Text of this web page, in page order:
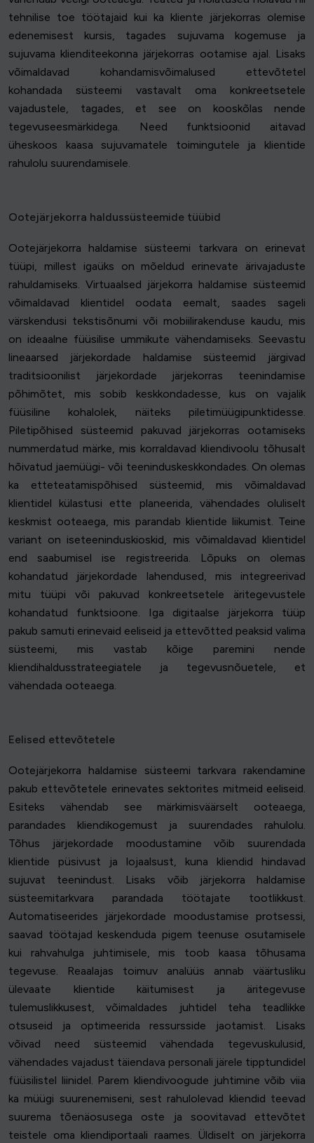
tehnilise toe töötajaid kui ka kliente järjekorras olemise
edenemisest kursis, tagades sujuvama kogemuse ja
sujuvama klienditeekonna järjekorras ootamise ajal. Lisaks
võimaldavad kohandamisvõimalused ettevõtetel
kohandada süsteemi vastavalt oma konkreetsetele
vajadustele, tagades, et see on kooskõlas nende
tegevuseesmärkidega. Need funktsioonid aitavad
üheskoos kaasa sujuvamatele toimingutele ja klientide
rahulolu suurendamisele.
Ootejärjekorra haldussüsteemide tüübid
Ootejärjekorra haldamise süsteemi tarkvara on erinevat
tüüpi, millest igaüks on mõeldud erinevate ärivajaduste
rahuldamiseks. Virtuaalsed järjekorra haldamise süsteemid
võimaldavad klientidel oodata eemalt, saades sageli
värskendusi tekstisõnumi või mobiilirakenduse kaudu, mis
on ideaalne füüsilise ummikute vähendamiseks. Seevastu
lineaarsed järjekordade haldamise süsteemid järgivad
traditsioonilist järjekordade järjekorras teenindamise
põhimõtet, mis sobib keskkondadesse, kus on vajalik
füüsiline kohalolek, näiteks piletimüügipunktidesse.
Piletipõhised süsteemid pakuvad järjekorras ootamiseks
nummerdatud märke, mis korraldavad kliendivoolu tõhusalt
hõivatud jaemüügi- või teeninduskeskkondades. On olemas
ka etteteatamispõhised süsteemid, mis võimaldavad
klientidel külastusi ette planeerida, vähendades oluliselt
keskmist ooteaega, mis parandab klientide liikumist. Teine
variant on iseteeninduskioskid, mis võimaldavad klientidel
end saabumisel ise registreerida. Lõpuks on olemas
kohandatud järjekordade lahendused, mis integreerivad
mitu tüüpi või pakuvad konkreetsetele äritegevustele
kohandatud funktsioone. Iga digitaalse järjekorra tüüp
pakub samuti erinevaid eeliseid ja ettevõtted peaksid valima
süsteemi, mis vastab kõige paremini nende
kliendihaldusstrateegiatele ja tegevusnõuetele, et
vähendada ooteaega.
Eelised ettevõtetele
Ootejärjekorra haldamise süsteemi tarkvara rakendamine
pakub ettevõtetele erinevates sektorites mitmeid eeliseid.
Esiteks vähendab see märkimisväärselt ooteaega,
parandades kliendikogemust ja suurendades rahulolu.
Tõhus järjekordade moodustamine võib suurendada
klientide püsivust ja lojaalsust, kuna kliendid hindavad
sujuvat teenindust. Lisaks võib järjekorra haldamise
süsteemitarkvara parandada töötajate tootlikkust.
Automatiseerides järjekordade moodustamise protsessi,
saavad töötajad keskenduda pigem teenuse osutamisele
kui rahvahulga juhtimisele, mis toob kaasa tõhusama
tegevuse. Reaalajas toimuv analüüs annab väärtusliku
ülevaate klientide käitumisest ja äritegevuse
tulemuslikkusest, võimaldades juhtidel teha teadlikke
otsuseid ja optimeerida ressursside jaotamist. Lisaks
võivad need süsteemid vähendada tegevuskulusid,
vähendades vajadust täiendava personali järele tipptundidel
füüsilistel liinidel. Parem kliendivoogude juhtimine võib viia
ka müügi suurenemiseni, sest rahulolevad kliendid teevad
suurema tõenäosusega oste ja soovitavad ettevõtet
teistele oma kliendiportaali raames. Üldiselt on järjekorra